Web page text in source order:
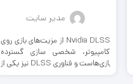
مدیر سایت
Nvidia DLSS از مزیت‌های بازی روی
کامپیوتر، شخصی سازی گسترده
بازی‎هاست و فناوری DLSS نیز یکی از